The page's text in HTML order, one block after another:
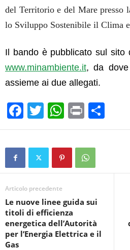
del Territorio e del Mare presso
lo Sviluppo Sostenibile il Clima
Il bando è pubblicato sul sito
www.minambiente.it, da
assieme ai due allegati.
F
a
c
b
o
o
k
T
wi
tt
W
h
at
s
A
p
Pr
in
t
o
vi
Articolo precedente
Le nuove linee guida sui
titoli di efficienza
energetica dell’Autorità
per l’Energia Elettrica e il
Gas